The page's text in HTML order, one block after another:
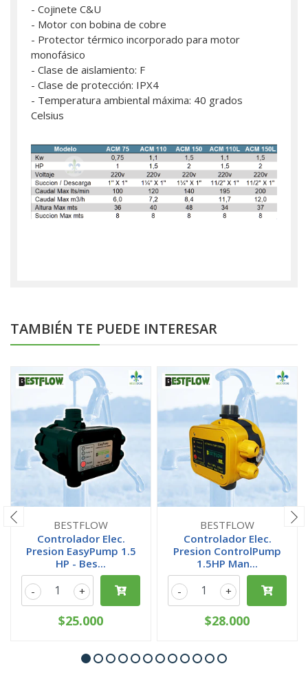
- Cojinete C&U
- Motor con bobina de cobre
- Protector térmico incorporado para motor
monofásico
- Clase de aislamiento: F
- Clase de protección: IPX4
- Temperatura ambiental máxima: 40 grados
Celsius
TAMBIÉN TE PUEDE INTERESAR
BESTFLOW
Controlador Elec.
Presion EasyPump 1.5
HP - Bes...
+
-
$25.000
BESTFLOW
Controlador Elec.
Presion ControlPump
1.5HP Man...
+
-
$28.000